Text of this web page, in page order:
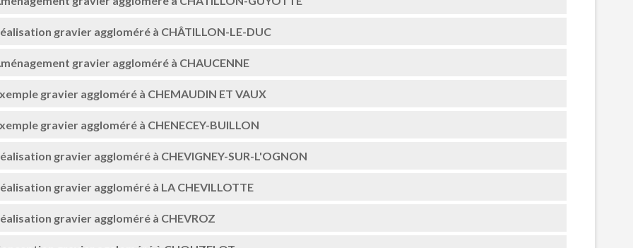
gravier aggloméré à CHÂTILLON-LE-DUC
gravier aggloméré à CHAUCENNE
gravier aggloméré à CHEMAUDIN ET VAUX
gravier aggloméré à CHENECEY-BUILLON
gravier aggloméré à CHEVIGNEY-SUR-L'OGNON
gravier aggloméré à LA CHEVILLOTTE
gravier aggloméré à CHEVROZ